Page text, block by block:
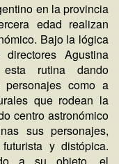
en la provincia
edad realizan
Bajo la lógica
Agustina
rutina dando
como a
que rodean la
centro astronómico
sus personajes,
y distópica.